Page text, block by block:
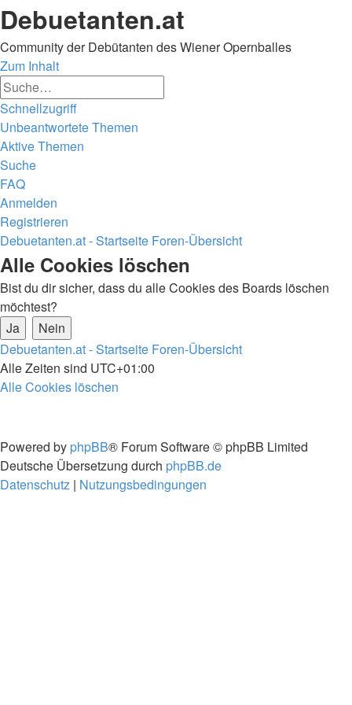
Debuetanten.at
Community der Debütanten des Wiener Opernballes
Zum Inhalt
Schnellzugriff
Unbeantwortete Themen
Aktive Themen
Suche
FAQ
Anmelden
Registrieren
Debuetanten.at - Startseite Foren-Übersicht
Suche
Alle Cookies löschen
Bist du dir sicher, dass du alle Cookies des Boards löschen
möchtest?
Debuetanten.at - Startseite Foren-Übersicht
Alle Zeiten sind UTC+01:00
Alle Cookies löschen
Powered by phpBB® Forum Software © phpBB Limited
Deutsche Übersetzung durch phpBB.de
Datenschutz | Nutzungsbedingungen